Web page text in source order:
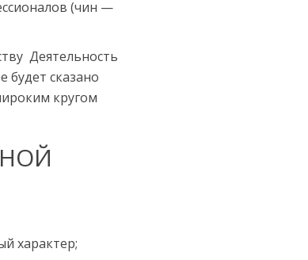
(чин —
Деятельность
будет сказано
кругом
характер;